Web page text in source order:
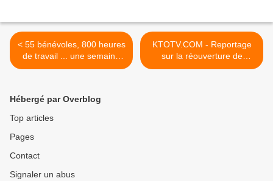
< 55 bénévoles, 800 heures
de travail ... une semaine
plus tard Ste Catherine
KTOTV.COM - Reportage
sur la réouverture de
l'église Sainte-Catherine >
Hébergé par Overblog
Top articles
Pages
Contact
Signaler un abus